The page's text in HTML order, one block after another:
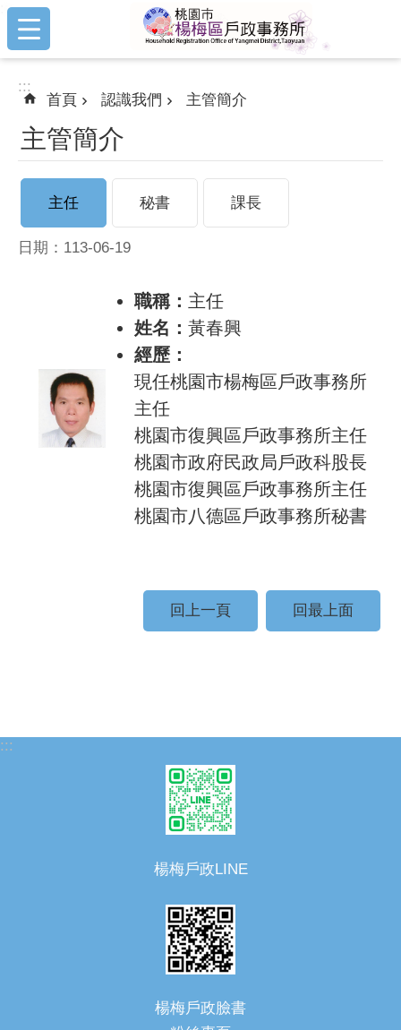
跳到主要內容區塊
:::
:::
首頁 認識我們 主管簡介
主管簡介
主任 秘書 課長
日期：113-06-19
職稱： 主任
姓名： 黃春興
經歷：
現任桃園市楊梅區戶政事務所
主任
桃園市復興區戶政事務所主任
桃園市政府民政局戶政科股長
桃園市復興區戶政事務所主任
桃園市八德區戶政事務所秘書
回上一頁 回最上面
:::
楊梅戶政LINE
楊梅戶政臉書